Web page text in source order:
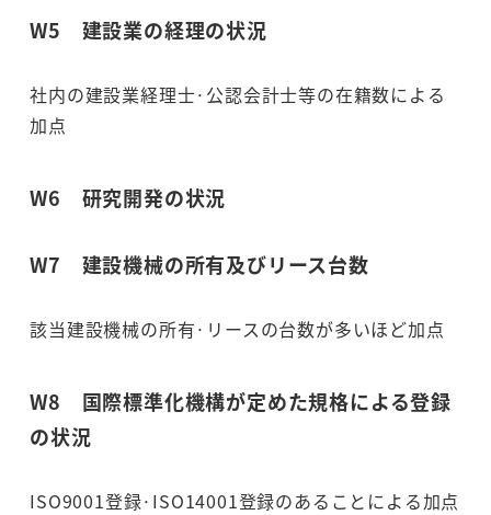
W5 建設業の経理の状況
社内の建設業経理士·公認会計士等の在籍数による
加点
W6 研究開発の状況
W7 建設機械の所有及びリース台数
該当建設機械の所有·リースの台数が多いほど加点
W8 国際標準化機構が定めた規格による登録
の状況
ISO9001登録·ISO14001登録のあることによる加点